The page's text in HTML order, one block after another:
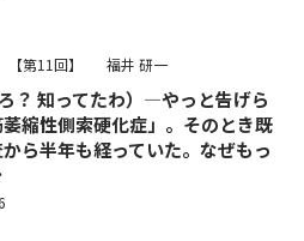
【第11回】 福井 研一
ろ？ 知ってたわ）―やっと告げら
縮性側索硬化症」。そのとき既
ら半年も経っていた。なぜもっ